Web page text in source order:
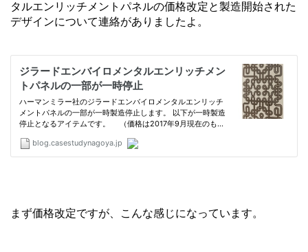
タルエンリッチメントパネルの価格改定と製造開始された
デザインについて連絡がありましたよ。
まず価格改定ですが、こんな感じになっています。